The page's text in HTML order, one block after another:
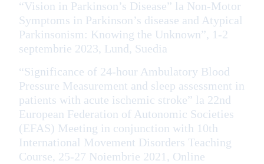
“Vision in Parkinson’s Disease” la Non-Motor
Symptoms in Parkinson’s disease and Atypical
Parkinsonism: Knowing the Unknown”, 1-2
septembrie 2023, Lund, Suedia
“Significance of 24-hour Ambulatory Blood
Pressure Measurement and sleep assessment in
patients with acute ischemic stroke” la 22nd
European Federation of Autonomic Societies
(EFAS) Meeting in conjunction with 10th
International Movement Disorders Teaching
Course, 25-27 Noiembrie 2021, Online